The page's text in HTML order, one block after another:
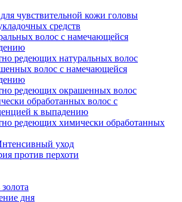
чувствительной кожи головы
средств
волос с намечающейся
редеющих натуральных волос
волос с намечающейся
редеющих окрашенных волос
обработанных волос с
к выпадению
редеющих химически обработанных
уход
против перхоти
дня